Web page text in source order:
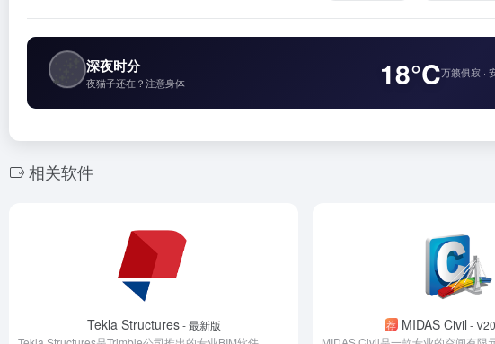
🌌深夜时分
夜猫子还在？注意身体 18°C万籁俱寂 ·
相关软件
Tekla Structures- 最新版
荐 MIDAS Civil -